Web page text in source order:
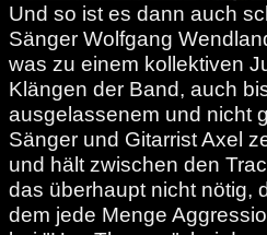
Und so ist es dann auch
Sänger Wolfgang
was zu einem kollektiven
Klängen der Band, auch
ausgelassenem und nicht
Sänger und Gitarrist Axel
und hält zwischen den
das überhaupt nicht nötig,
dem jede Menge